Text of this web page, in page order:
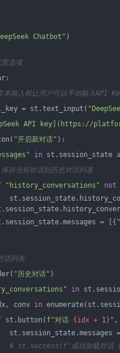
Chatbot" )
置选项
本输入框让用户可以手动输入API
= st.text_input(
API key](https://
"开启新对话" ):
in st.session_state
存当前对话到历史对话列表
"history_conversations" not
= [{
话列表
"历史对话" )
in
conv in
st.button( f"对话 {idx + 1} " ,
=
# st.success(f"成功加载对